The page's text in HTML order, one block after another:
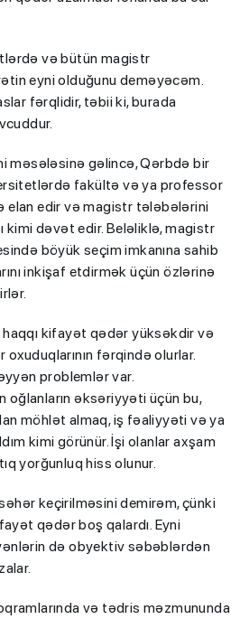
və bütün magistr
eyni olduğunu deməyəcəm.
fərqlidir, təbii ki, burada
məsələsinə gəlincə, Qərbdə bir
fakültə və ya professor
elan edir və magistr tələbələrini
kimi dəvət edir. Beləliklə, magistr
böyük seçim imkanına sahib
inkişaf etdirmək üçün özlərinə
kifayət qədər yüksəkdir və
fərqində olurlar.
problemlər var.
oğlanların əksəriyyəti üçün bu,
möhlət almaq, iş fəaliyyəti və ya
kimi görünür. İşi olanlar axşam
yorğunluq hiss olunur.
keçirilməsini demirəm, çünki
qədər boş qalardı. Eyni
də obyektiv səbəblərdən
və tədris məzmununda